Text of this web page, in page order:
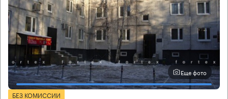
Еще фото
БЕЗ КОМИССИИ